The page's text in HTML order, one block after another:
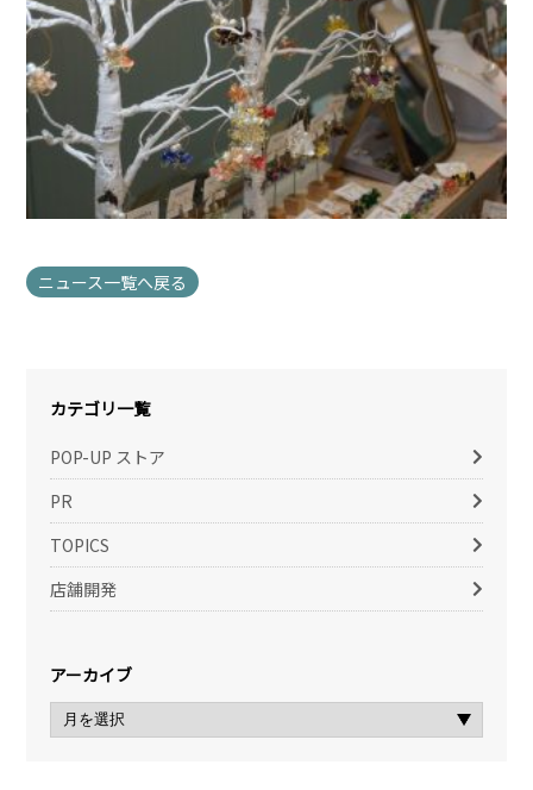
ニュース一覧へ戻る
カテゴリ一覧
POP-UP ストア
PR
TOPICS
店舗開発
アーカイブ